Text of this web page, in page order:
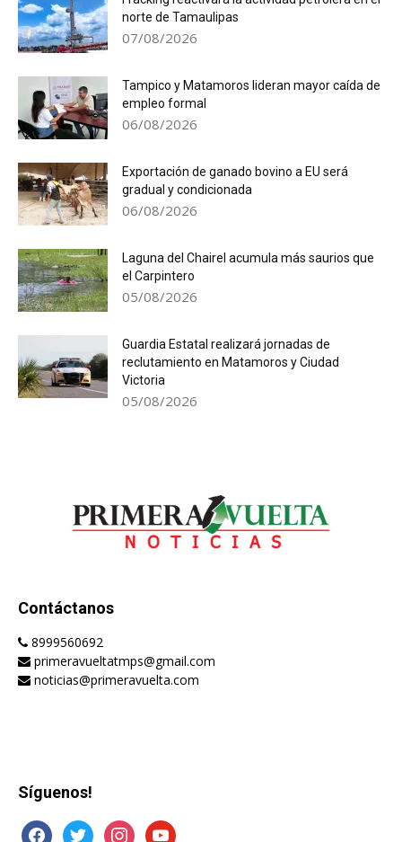
norte de Tamaulipas
07/08/2026
Tampico y Matamoros lideran mayor caída de
empleo formal
06/08/2026
Exportación de ganado bovino a EU será
gradual y condicionada
06/08/2026
Laguna del Chairel acumula más saurios que
el Carpintero
05/08/2026
Guardia Estatal realizará jornadas de
reclutamiento en Matamoros y Ciudad
Victoria
05/08/2026
Contáctanos
8999560692
primeravueltatmps@gmail.com
noticias@primeravuelta.com
Síguenos!
facebooktwitter instagramyoutube